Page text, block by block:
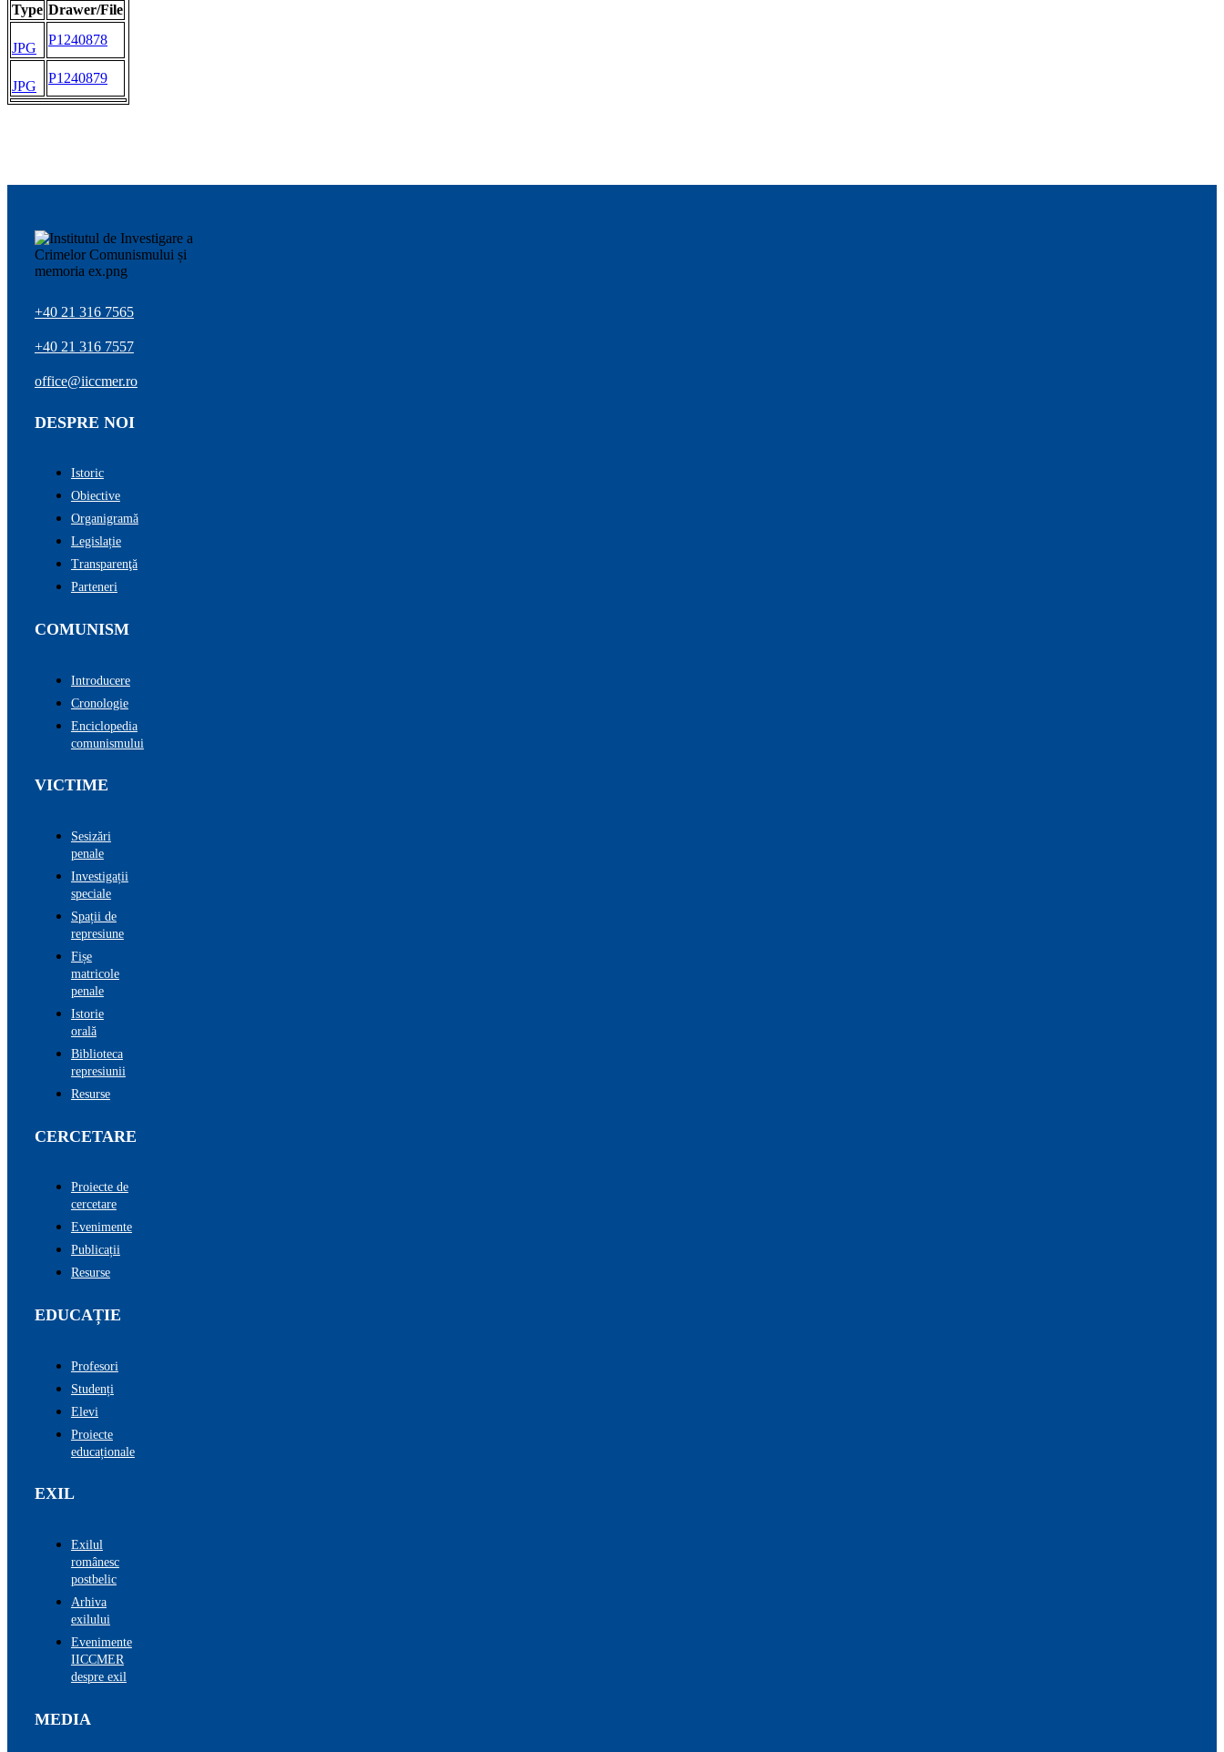
Type Drawer/File
JPG
P1240878
JPG
P1240879
+40 21 316 7565
+40 21 316 7557
office@iiccmer.ro
DESPRE NOI
Istoric
Obiective
Organigramă
Legislație
Transparenţă
Parteneri
COMUNISM
Introducere
Cronologie
Enciclopedia
comunismului
VICTIME
Sesizări
penale
Investigații
speciale
Spații de
represiune
Fișe
matricole
penale
Istorie
orală
Biblioteca
represiunii
Resurse
CERCETARE
Proiecte de
cercetare
Evenimente
Publicații
Resurse
EDUCAȚIE
Profesori
Studenți
Elevi
Proiecte
educaționale
EXIL
Exilul
românesc
postbelic
Arhiva
exilului
Evenimente
IICCMER
despre exil
MEDIA